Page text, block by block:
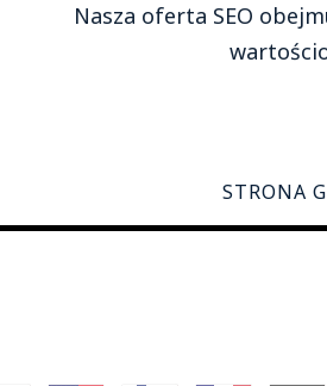
Nasza oferta SEO
STRONA